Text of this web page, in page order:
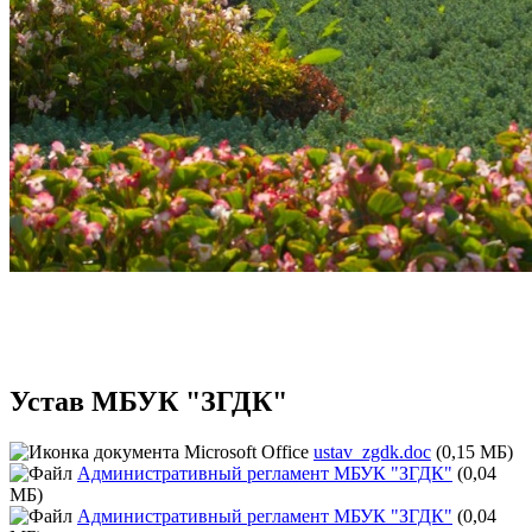
Устав МБУК "ЗГДК"
ustav_zgdk.doc (0,15 МБ)
Административный регламент МБУК "ЗГДК" (0,04
МБ)
Административный регламент МБУК "ЗГДК" (0,04